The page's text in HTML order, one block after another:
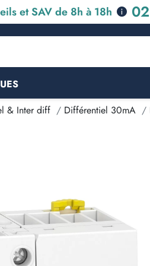
et SAV de 8h à 18h
& Inter diff Différentiel 30mA